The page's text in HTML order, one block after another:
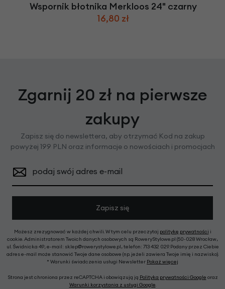
Wspornik błotnika Merkloos 24" czarny
16,80 zł
Zgarnij 20 zł na pierwsze
zakupy
Zapisz się do newslettera, aby otrzymać Kod na zakup
powyżej 199 PLN oraz informacje o nowościach i promocjach
podaj swój adres e-mail
Zapisz się
Możesz zrezygnować w każdej chwili. W tym celu przeczytaj politykę prywatności i
cookie. Administratorem Twoich danych osobowych są RoweryStylowe.pl (50-028 Wrocław,
ul. Świdnicka 49; e-mail: sklep@rowerystylowe.pl, telefon: 713 432 029. Podany przez Ciebie
adres e-mail może stanowić Twoje dane osobowe (np. jeżeli zawiera Twoje imię i nazwisko).
* Warunki świadczenia usługi Newsletter Pokaż więcej
Strona jest chroniona przez reCAPTCHA i obowiązują ją Polityka prywatności Google oraz
Warunki korzystania z usługi Google.